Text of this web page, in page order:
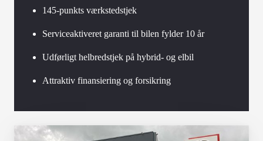
145-punkts værkstedstjek
Serviceaktiveret garanti til bilen fylder 10 år
Udførligt helbredstjek på hybrid- og elbil
Attraktiv finansiering og forsikring